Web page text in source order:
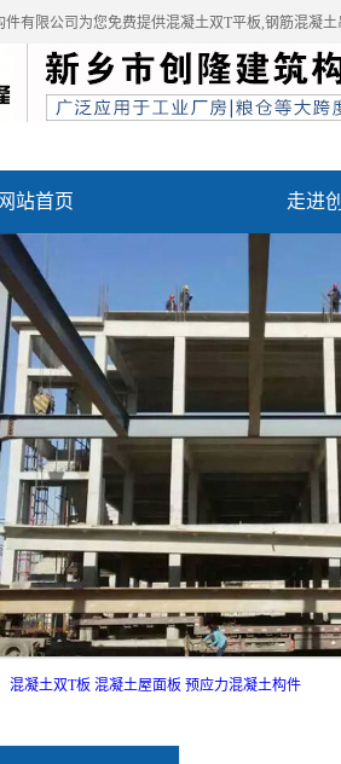
件有限公司为您免费提供混凝土双T平板,钢筋混凝土
网站首页 走进
资质荣誉
混凝土双T板 混凝土屋面板 预应力混凝土构件